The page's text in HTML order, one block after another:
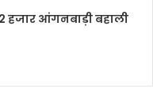
हजार आंगनबाड़ी बहाली